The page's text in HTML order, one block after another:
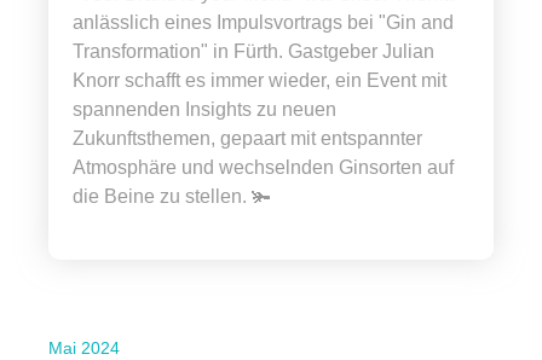
anlässlich eines Impulsvortrags bei "Gin and
Transformation" in Fürth. Gastgeber Julian
Knorr schafft es immer wieder, ein Event mit
spannenden Insights zu neuen
Zukunftsthemen, gepaart mit entspannter
Atmosphäre und wechselnden Ginsorten auf
die Beine zu stellen. 🫚
Mai 2024